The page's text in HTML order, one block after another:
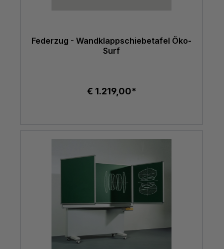
Federzug - Wandklappschiebetafel Öko-
Surf
€ 1.219,00*